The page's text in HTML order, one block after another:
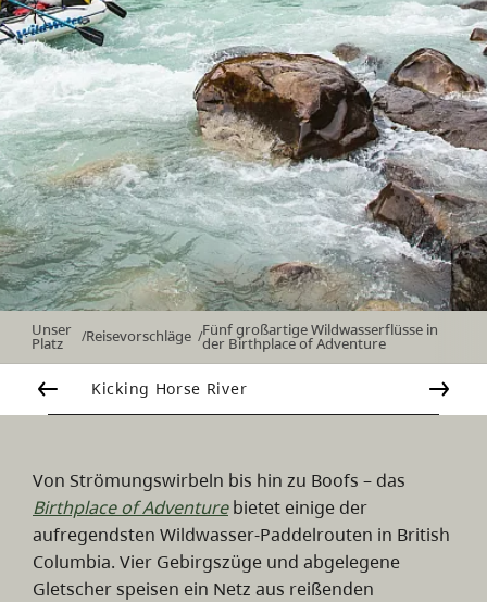
Unser
Platz /Reisevorschläge /Fünf großartige Wildwasserflüsse in
der Birthplace of Adventure
Kicking Horse River
Von Strömungswirbeln bis hin zu Boofs – das
Birthplace of Adventurebietet einige der
aufregendsten Wildwasser-Paddelrouten in British
Columbia. Vier Gebirgszüge und abgelegene
Gletscher speisen ein Netz aus reißenden